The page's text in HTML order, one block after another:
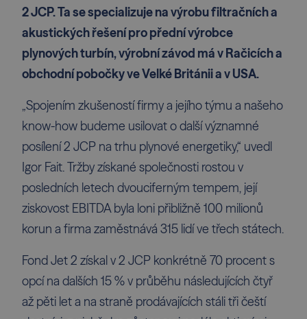
2 JCP. Ta se specializuje na výrobu filtračních a
akustických řešení pro přední výrobce
plynových turbín, výrobní závod má v Račicích a
obchodní pobočky ve Velké Británii a v USA.
„Spojením zkušeností firmy a jejího týmu a našeho
know-how budeme usilovat o další významné
posílení 2 JCP na trhu plynové energetiky,“ uvedl
Igor Fait. Tržby získané společnosti rostou v
posledních letech dvouciferným tempem, její
ziskovost EBITDA byla loni přibližně 100 milionů
korun a firma zaměstnává 315 lidí ve třech státech.
Fond Jet 2 získal v 2 JCP konkrétně 70 procent s
opcí na dalších 15 % v průběhu následujících čtyř
až pěti let a na straně prodávajících stáli tři čeští